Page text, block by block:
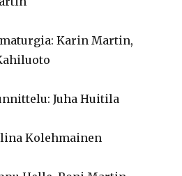
Karin Martin,
Juha Huitila
Kolehmainen